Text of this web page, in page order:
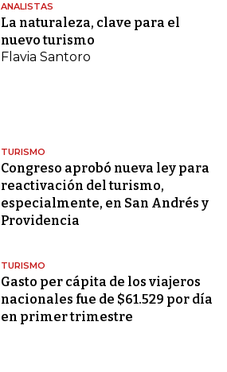
ANALISTAS
La naturaleza, clave para el
nuevo turismo
Flavia Santoro
TURISMO
Congreso aprobó nueva ley para
reactivación del turismo,
especialmente, en San Andrés y
Providencia
TURISMO
Gasto per cápita de los viajeros
nacionales fue de $61.529 por día
en primer trimestre